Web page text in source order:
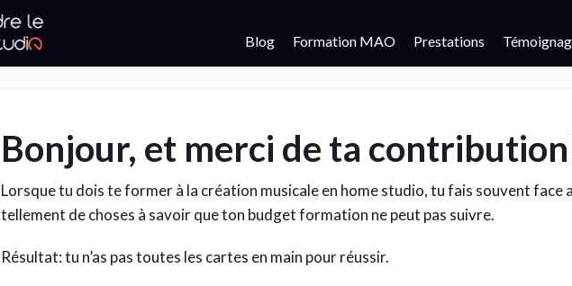
Blog Formation MAO Prestations
Bonjour, et merci de ta
Lorsque tu dois te former à la création musicale en home studio, tu fais souvent face
tellement de choses à savoir que ton budget formation ne peut pas suivre.
Résultat: tu n’as pas toutes les cartes en main pour réussir.